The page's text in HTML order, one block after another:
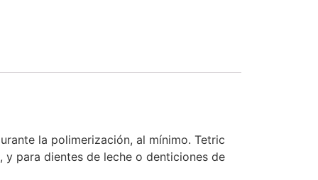
la polimerización, al mínimo. Tetric
y para dientes de leche o denticiones de